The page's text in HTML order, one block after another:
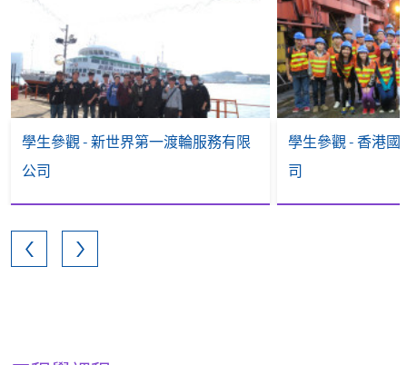
學生參觀 - 新世界第一渡輪服務有限
公司
學生參觀 - 香港
司